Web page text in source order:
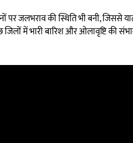
जलभराव की स्थिति भी बनी, जिससे
में भारी बारिश और ओलावृष्टि की